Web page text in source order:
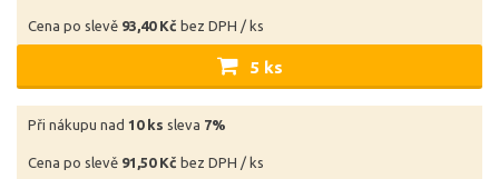
Cena po slevě 93,40 Kč bez DPH / ks
5 ks
Při nákupu nad 10 ks sleva 7%
Cena po slevě 91,50 Kč bez DPH / ks